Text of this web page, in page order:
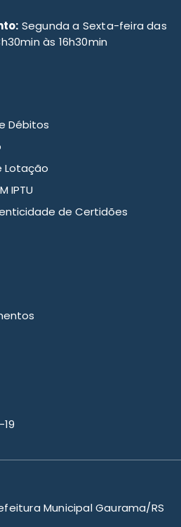
Segunda a Sexta-feira das
às 16h30min
Débitos
Lotação
IPTU
de Certidões
Municipal Gaurama/RS